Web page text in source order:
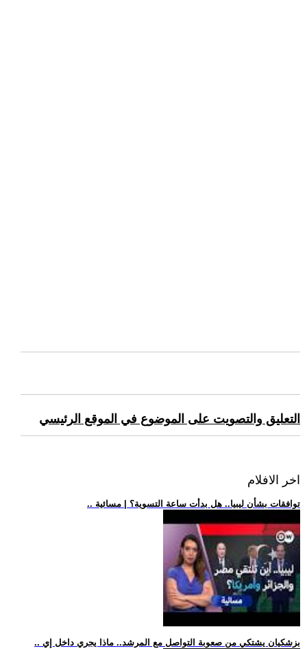
التعليق والتصويت على الموضوع في الموقع الرئيسي
اخر الافلام
.. توافقات بشأن ليبيا.. هل بدأت ساعة التسوية؟ | مسائية
.. بزشكيان يشتكي من صعوبة التواصل مع المرشد.. ماذا يجري داخل إي